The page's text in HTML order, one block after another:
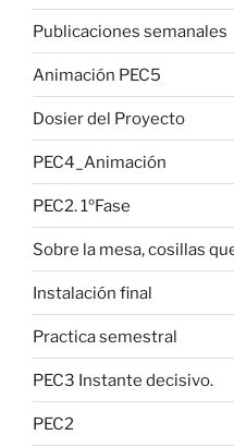
Publicaciones semanales
Animación PEC5
Dosier del Proyecto
PEC4_Animación
PEC2. 1ºFase
Sobre la mesa, cosillas
Instalación final
Practica semestral
PEC3 Instante decisivo.
PEC2